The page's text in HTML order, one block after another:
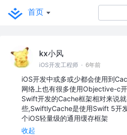
首页
kx小风
iOS开发工程师 · 6年前
iOS开发中或多或少都会使用到
网络上也有很多使用Objective-c
Swift开发的Cache框架相对来说
些,SwiftlyCache是使用Swift 5开
个iOS轻量级的通用缓存框架
收起